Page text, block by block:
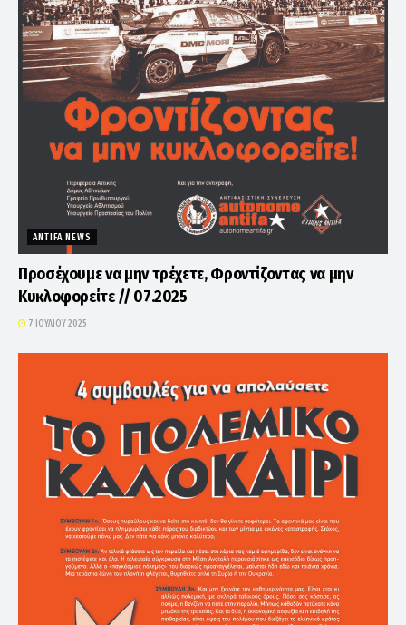
ANTIFA NEWS
Προσέχουμε να μην τρέχετε, Φροντίζοντας να μην
Κυκλοφορείτε // 07.2025
7 ΙΟΥΛΊΟΥ 2025